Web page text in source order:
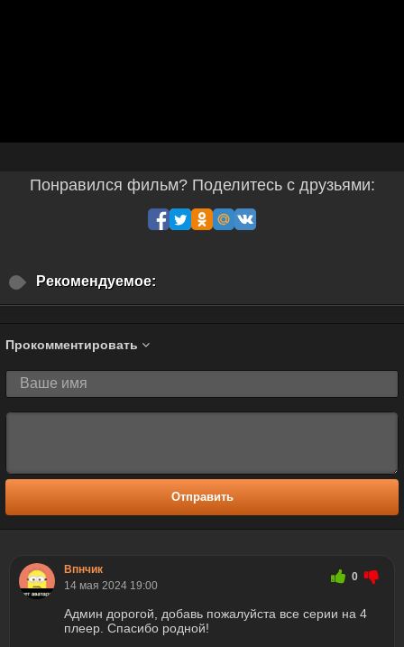
Понравился фильм? Поделитесь с друзьями:
Рекомендуемое:
Прокомментировать
Отправить
Впнчик
14 мая 2024 19:00
0
Админ дорогой, добавь пожалуйста все серии на 4
плеер. Спасибо родной!